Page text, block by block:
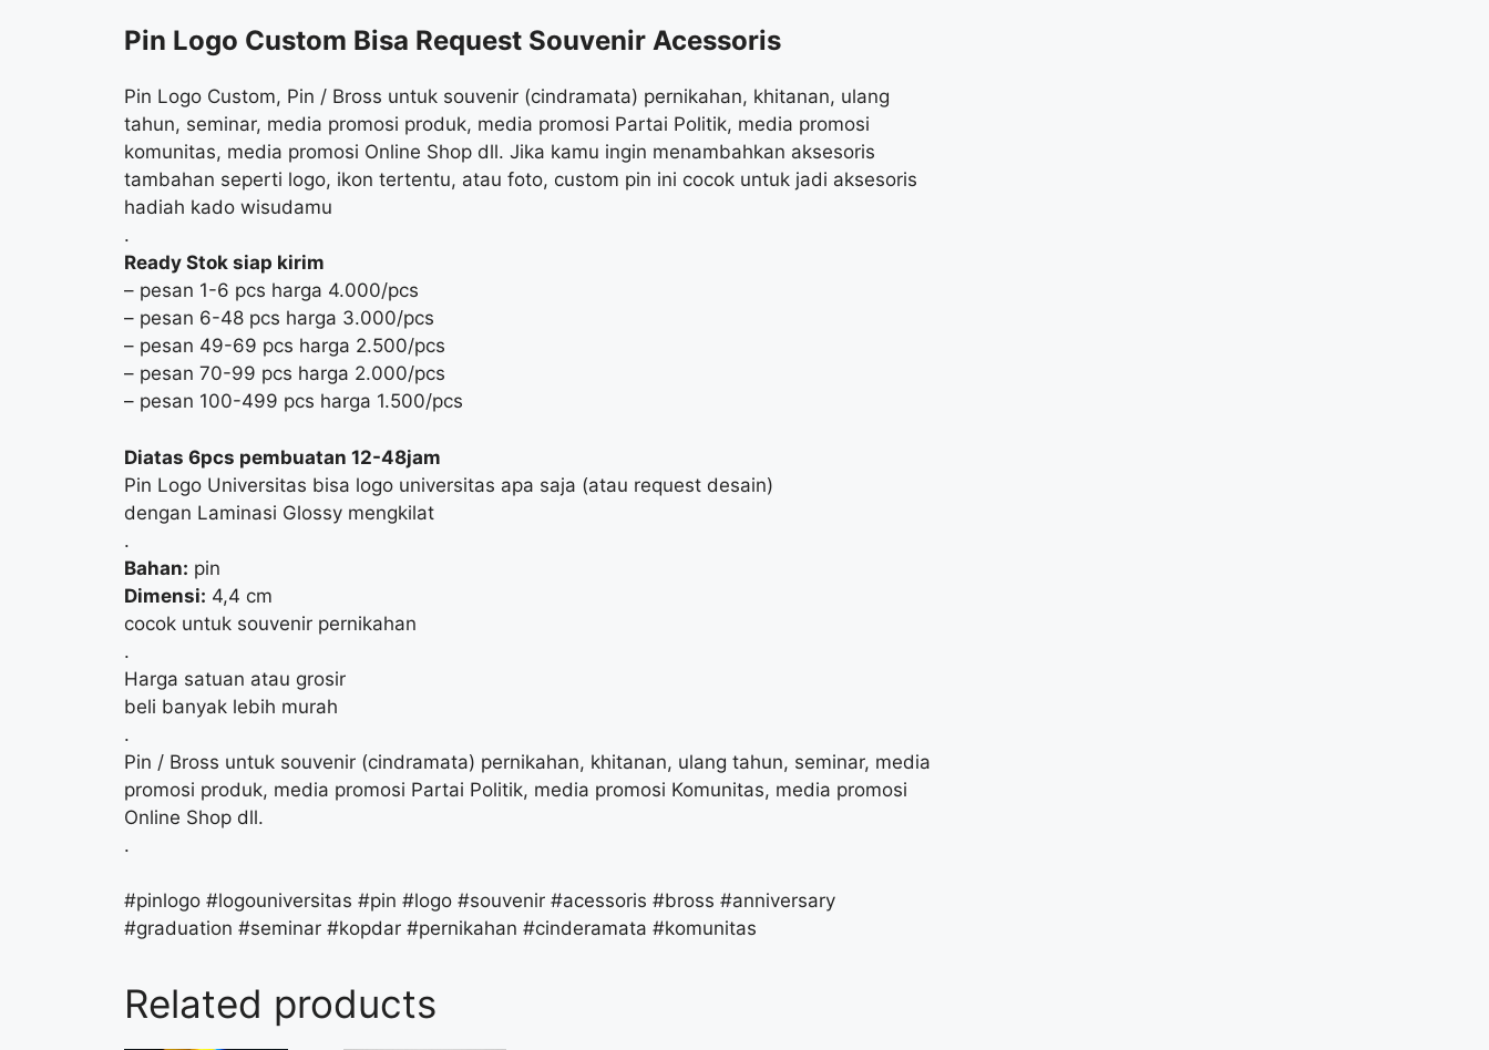
Pin Logo Custom Bisa Request Souvenir Acessoris
Pin Logo Custom, Pin / Bross untuk souvenir (cindramata) pernikahan, khitanan, ulang
tahun, seminar, media promosi produk, media promosi Partai Politik, media promosi
komunitas, media promosi Online Shop dll. Jika kamu ingin menambahkan aksesoris
tambahan seperti logo, ikon tertentu, atau foto, custom pin ini cocok untuk jadi aksesoris
hadiah kado wisudamu
.
Ready Stok siap kirim
– pesan 1-6 pcs harga 4.000/pcs
– pesan 6-48 pcs harga 3.000/pcs
– pesan 49-69 pcs harga 2.500/pcs
– pesan 70-99 pcs harga 2.000/pcs
– pesan 100-499 pcs harga 1.500/pcs
Diatas 6pcs pembuatan 12-48jam
Pin Logo Universitas bisa logo universitas apa saja (atau request desain)
dengan Laminasi Glossy mengkilat
.
Bahan: pin
Dimensi: 4,4 cm
cocok untuk souvenir pernikahan
.
Harga satuan atau grosir
beli banyak lebih murah
.
Pin / Bross untuk souvenir (cindramata) pernikahan, khitanan, ulang tahun, seminar, media
promosi produk, media promosi Partai Politik, media promosi Komunitas, media promosi
Online Shop dll.
.
#pinlogo #logouniversitas #pin #logo #souvenir #acessoris #bross #anniversary
#graduation #seminar #kopdar #pernikahan #cinderamata #komunitas
Related products